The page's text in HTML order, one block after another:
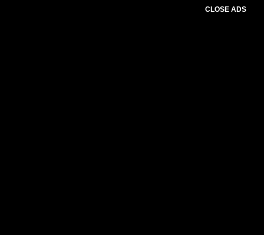
CLOSE ADS